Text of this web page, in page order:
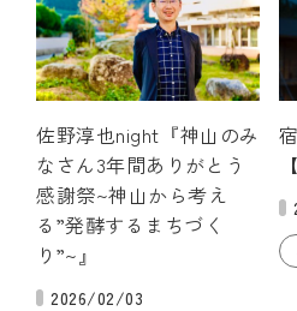
佐野淳也night『神山のみ
なさん3年間ありがとう
感謝祭~神山から考え
る”発酵するまちづく
り”~』
2026/02/03